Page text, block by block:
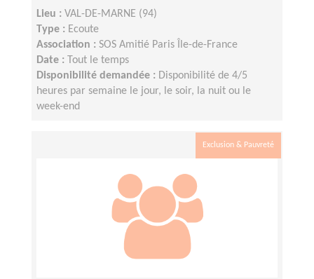
Lieu : VAL-DE-MARNE (94)
Type : Ecoute
Association : SOS Amitié Paris Île-de-France
Date :
Tout le temps
Disponibilité demandée : Disponibilité de 4/5
heures par semaine le jour, le soir, la nuit ou le
week-end
Exclusion & Pauvreté